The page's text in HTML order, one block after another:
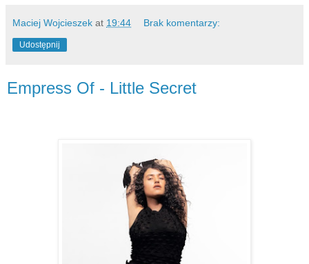
Maciej Wojcieszek at 19:44 Brak komentarzy:
Udostępnij
Empress Of - Little Secret